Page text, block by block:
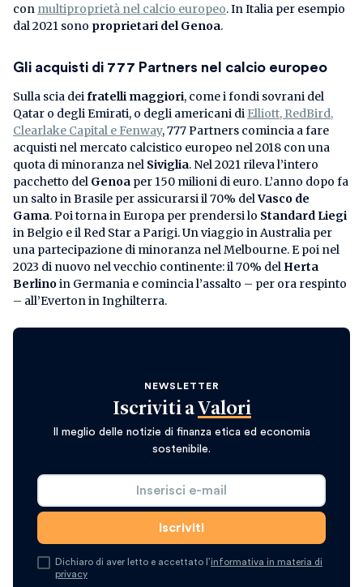
con multiproprietà nel calcio europeo. In Italia per esempio
dal 2021 sono proprietari del Genoa.
Gli acquisti di 777 Partners nel calcio europeo
Sulla scia deifratelli maggiori, come i fondi sovrani del
Qatar o degli Emirati, o degli americani di Elliott, RedBird,
Clearlake Capital e Fenway, 777 Partners comincia a fare
acquisti nel mercato calcistico europeo nel 2018 con una
quota di minoranza nel Siviglia. Nel 2021 rileva l’intero
pacchetto del Genoa per 150 milioni di euro. L’anno dopo fa
un salto in Brasile per assicurarsi il 70% delVasco de
Gama. Poi torna in Europa per prendersi lo Standard Liegi
in Belgio e il Red Star a Parigi. Un viaggio in Australia per
una partecipazione di minoranza nel Melbourne. E poi nel
2023 di nuovo nel vecchio continente: il 70% del Herta
Berlinoin Germania e comincia l’assalto – per ora respinto
– all’Everton in Inghilterra.
NEWSLETTER
Iscriviti a Valori
Il meglio delle notizie di finanza etica ed economia
sostenibile.
Dichiaro di aver letto e accettato l’informativa in materia di
privacy